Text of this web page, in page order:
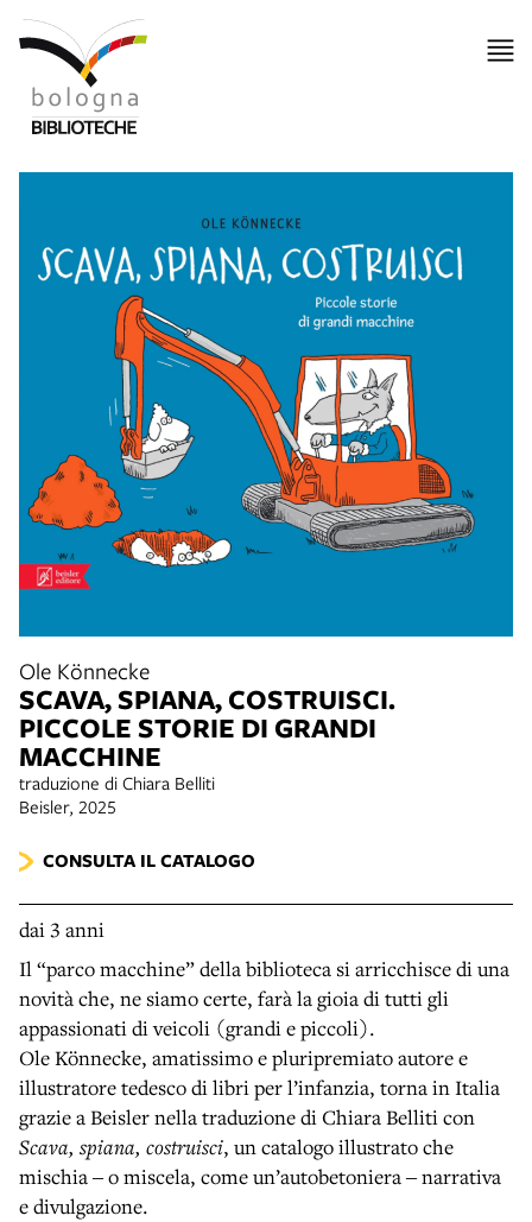
Ole Könnecke
SCAVA, SPIANA, COSTRUISCI.
PICCOLE STORIE DI GRANDI
MACCHINE
traduzione di Chiara Belliti
Beisler, 2025
CONSULTA IL CATALOGO
dai 3 anni
Il “parco macchine” della biblioteca si arricchisce di una
novità che, ne siamo certe, farà la gioia di tutti gli
appassionati di veicoli (grandi e piccoli).
Ole Könnecke, amatissimo e pluripremiato autore e
illustratore tedesco di libri per l’infanzia, torna in Italia
grazie a Beisler nella traduzione di Chiara Belliti con
Scava, spiana, costruisci, un catalogo illustrato che
mischia ‒ o miscela, come un’autobetoniera ‒ narrativa
e divulgazione.